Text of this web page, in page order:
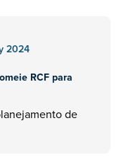
2024
RCF para
de